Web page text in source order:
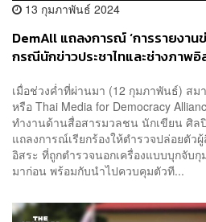
13 กุมภาพันธ์ 2024
DemAll แถลงการณ์ ‘การรายงาน
กรณีนักข่าวประชาไทและช่างภาพ
เมื่อช่วงค่ำที่ผ่านมา (12 กุมภาพันธ์) สม
หรือ Thai Media for Democracy
ทำงานด้านสื่อสารมวลชน นักเขียน ศิล
แถลงการณ์เรียกร้องให้ตำรวจปล่อยตั
อิสระ ที่ถูกตำรวจนอกเครื่องแบบบุกจับกุ
มาก่อน พร้อมกับนำไปควบคุมตัวที...